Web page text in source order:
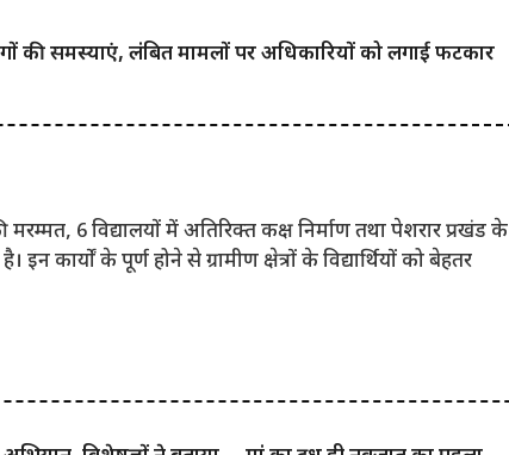
की समस्याएं, लंबित मामलों पर अधिकारियों को लगाई फटकार
मरम्मत, 6 विद्यालयों में अतिरिक्त कक्ष निर्माण तथा पेशरार प्रखंड के
कार्यों के पूर्ण होने से ग्रामीण क्षेत्रों के विद्यार्थियों को बेहतर